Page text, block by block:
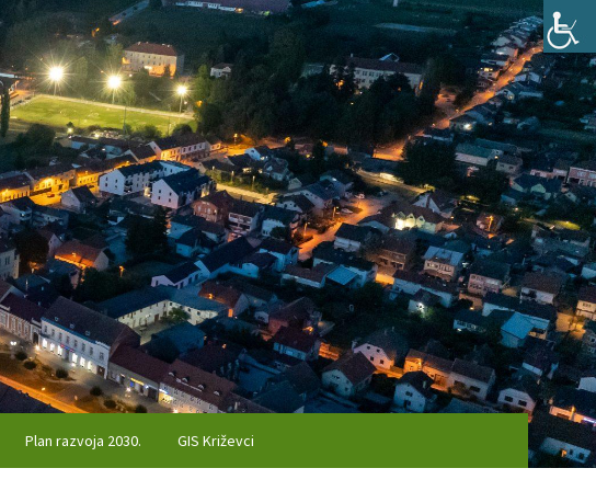
Plan razvoja 2030. GIS Križevci